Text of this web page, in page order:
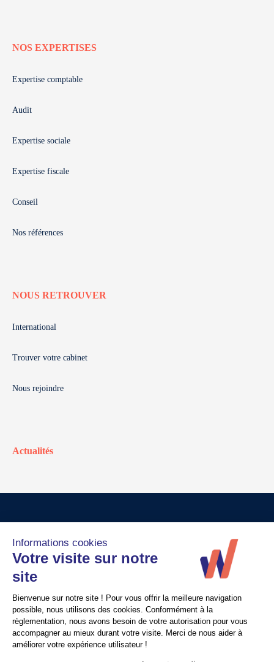
NOS EXPERTISES
Expertise comptable
Audit
Expertise sociale
Expertise fiscale
Conseil
Nos références
NOUS RETROUVER
International
Trouver votre cabinet
Nous rejoindre
Actualités
Crédits
Politique de confidentialité
Nous contacter